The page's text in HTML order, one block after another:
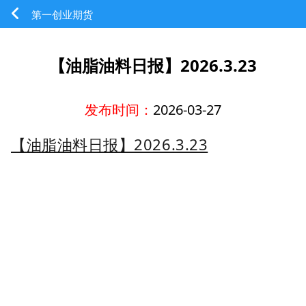
第一创业期货
【油脂油料日报】2026.3.23
发布时间： 2026-03-27
【油脂油料日报】2026.3.23